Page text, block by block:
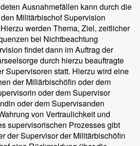
Ausnahmefällen kann durch die
Militärbischof Supervision
werden Thema, Ziel, zeitlicher
bei Nichtbeachtung
findet dann im Auftrag der
durch hierzu beauftragte
Supervisoren statt. Hierzu wird eine
der Miliärbischöfin oder dem
oder dem Supervisor
oder dem Supervisanden
von Vertraulichkeit und
supervisorischen Prozesses gibt
der Supervisor der Militärbischöfin